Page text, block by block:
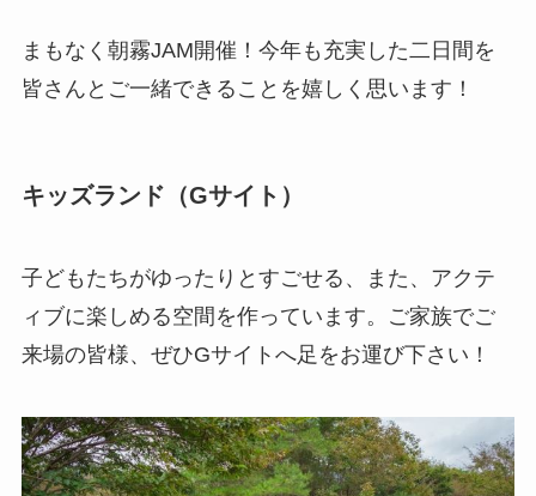
まもなく朝霧JAM開催！今年も充実した二日間を
皆さんとご一緒できることを嬉しく思います！
キッズランド（Gサイト）
子どもたちがゆったりとすごせる、また、アクテ
ィブに楽しめる空間を作っています。ご家族でご
来場の皆様、ぜひGサイトへ足をお運び下さい！